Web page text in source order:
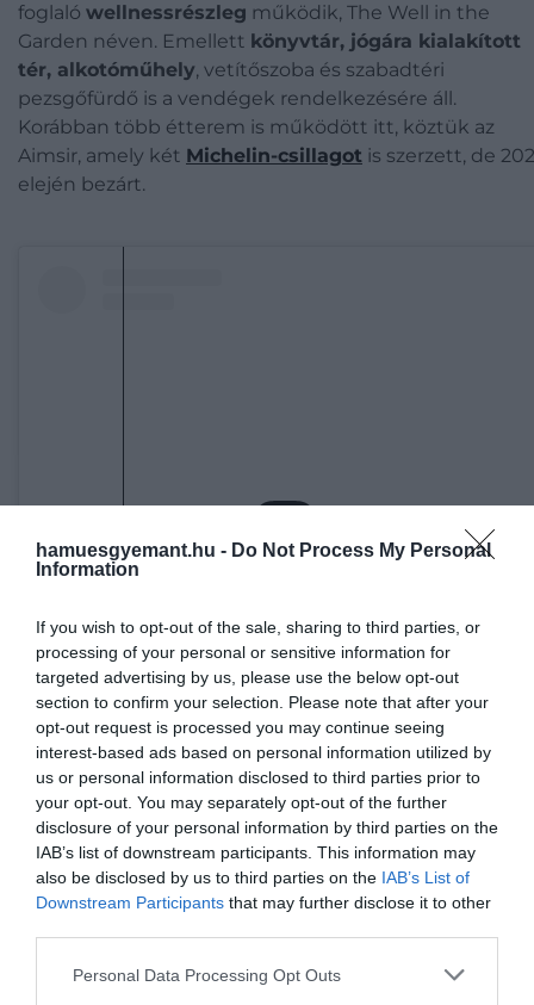
hamuesgyemant.hu - Do Not Process My Personal
Information
If you wish to opt-out of the sale, sharing to third parties, or
processing of your personal or sensitive information for
targeted advertising by us, please use the below opt-out
section to confirm your selection. Please note that after your
opt-out request is processed you may continue seeing
interest-based ads based on personal information utilized by
us or personal information disclosed to third parties prior to
your opt-out. You may separately opt-out of the further
disclosure of your personal information by third parties on the
IAB’s list of downstream participants. This information may
also be disclosed by us to third parties on the IAB’s List of
Downstream Participants that may further disclose it to other
Please note that this website/app uses one or more Google
Personal Data Processing Opt Outs
foglaló wellnessrészleg működik, The Well in the
Garden néven. Emellett könyvtár, jógára kialakított
tér, alkotóműhely, vetítőszoba és szabadtéri
pezsgőfürdő is a vendégek rendelkezésére áll.
Korábban több étterem is működött itt, köztük az
Aimsir, amely két Michelin-csillagot is szerzett, de
elején bezárt.